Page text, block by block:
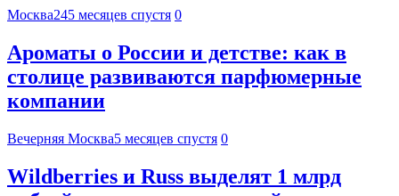
Москва245 месяцев спустя 0
Ароматы о России и детстве: как в
столице развиваются парфюмерные
компании
Вечерняя Москва5 месяцев спустя 0
Wildberries и Russ выделят 1 млрд